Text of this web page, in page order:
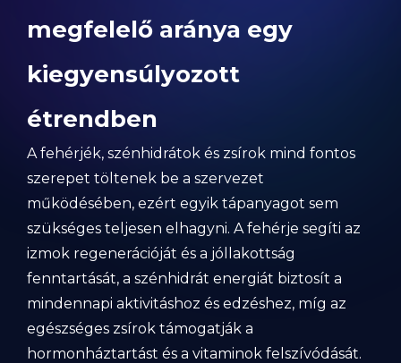
megfelelő aránya egy
kiegyensúlyozott
étrendben
A fehérjék, szénhidrátok és zsírok mind fontos
szerepet töltenek be a szervezet
működésében, ezért egyik tápanyagot sem
szükséges teljesen elhagyni. A fehérje segíti az
izmok regenerációját és a jóllakottság
fenntartását, a szénhidrát energiát biztosít a
mindennapi aktivitáshoz és edzéshez, míg az
egészséges zsírok támogatják a
hormonháztartást és a vitaminok felszívódását.